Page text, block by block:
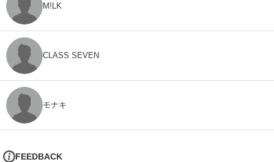
M!LK
CLASS SEVEN
モナキ
FEEDBACK